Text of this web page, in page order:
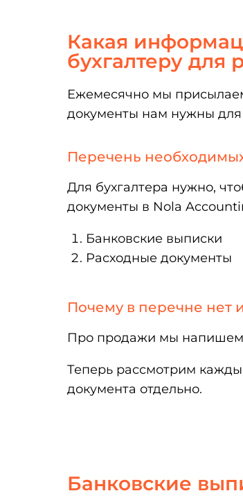
Какая
бухгалтеру для
Ежемесячно мы
документы нам нужны для
Перечень
Для бухгалтера нужно,
документы в Nola
Банковские выписки
Расходные документы
Почему в перечне нет
Про продажи мы напишем
Теперь рассмотрим
документа отдельно.
Банковские